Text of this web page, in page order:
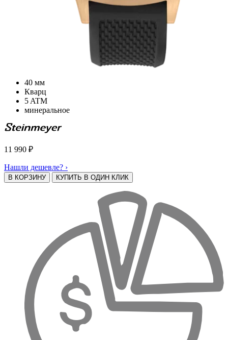
40 мм
Кварц
5 ATM
минеральное
11 990 ₽
Нашли дешевле? ›
В КОРЗИНУ КУПИТЬ В ОДИН КЛИК